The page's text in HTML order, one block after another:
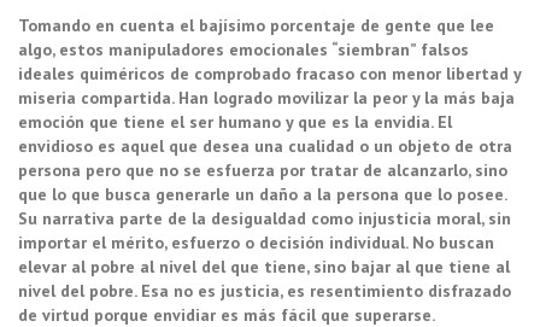
Tomando en cuenta el bajísimo porcentaje de gente que lee
algo, estos manipuladores emocionales “siembran” falsos
ideales quiméricos de comprobado fracaso con menor libertad y
miseria compartida. Han logrado movilizar la peor y la más baja
emoción que tiene el ser humano y que es la envidia. El
envidioso es aquel que desea una cualidad o un objeto de otra
persona pero que no se esfuerza por tratar de alcanzarlo, sino
que lo que busca generarle un daño a la persona que lo posee.
Su narrativa parte de la desigualdad como injusticia moral, sin
importar el mérito, esfuerzo o decisión individual. No buscan
elevar al pobre al nivel del que tiene, sino bajar al que tiene al
nivel del pobre. Esa no es justicia, es resentimiento disfrazado
de virtud porque envidiar es más fácil que superarse.